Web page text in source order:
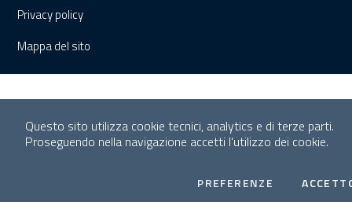
Privacy policy
Mappa del sito
Questo sito utilizza cookie tecnici, analytics e di terze parti.
Proseguendo nella navigazione accetti l'utilizzo dei cookie.
PREFERENZE COOKIES